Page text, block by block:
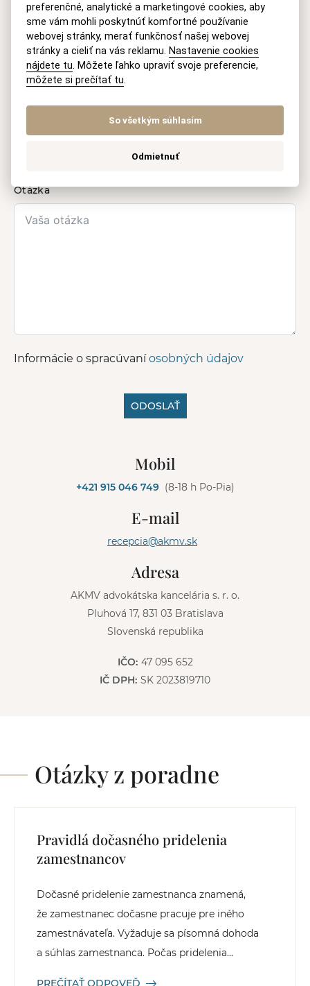
Kontaktujte nás
Vaše meno
Otázka
Informácie o spracúvaníosobných údajov
ODOSLAŤ
Mobil
+421 915 046 749 (8-18 h Po-Pia)
E-mail
recepcia@akmv.sk
Adresa
AKMV advokátska kancelária s. r. o.
Pluhová 17, 831 03 Bratislava
Slovenská republika
IČO: 47 095 652
IČ DPH: SK 2023819710
Otázky z poradne
Pravidlá dočasného pridelenia
zamestnancov
Dočasné pridelenie zamestnanca znamená,
že zamestnanec dočasne pracuje pre iného
zamestnávateľa. Vyžaduje sa písomná dohoda
a súhlas zamestnanca. Počas pridelenia...
PREČÍTAŤ ODPOVEĎ
preferenčné, analytické a marketingové cookies, aby
sme vám mohli poskytnúť komfortné používanie
webovej stránky, merať funkčnosť našej webovej
stránky a cieliť na vás reklamu. Nastavenie cookies
nájdete tu. Môžete ľahko upraviť svoje preferencie,
môžete si prečítať tu.
So všetkým súhlasím
Odmietnuť